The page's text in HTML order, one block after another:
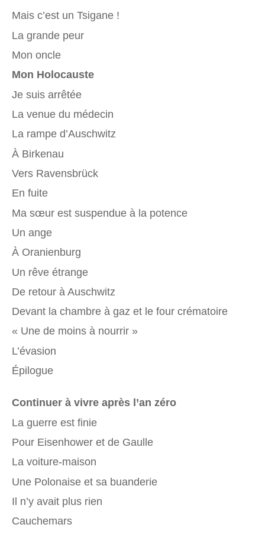
Mais c’est un Tsigane !
La grande peur
Mon oncle
Mon Holocauste
Je suis arrêtée
La venue du médecin
La rampe d’Auschwitz
À Birkenau
Vers Ravensbrück
En fuite
Ma sœur est suspendue à la potence
Un ange
À Oranienburg
Un rêve étrange
De retour à Auschwitz
Devant la chambre à gaz et le four crématoire
« Une de moins à nourrir »
L’évasion
Épilogue
Continuer à vivre après l’an zéro
La guerre est finie
Pour Eisenhower et de Gaulle
La voiture-maison
Une Polonaise et sa buanderie
Il n’y avait plus rien
Cauchemars